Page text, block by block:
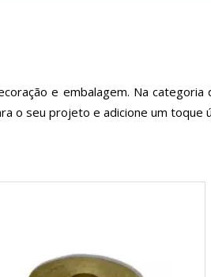
e embalagem. Na categoria
o seu projeto e adicione um toque